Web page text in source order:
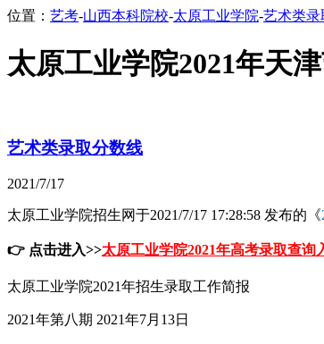
位置： 艺考-山西本科院校-太原工业学院-艺术类录
太原工业学院2021年天
艺术类录取分数线
2021/7/17
太原工业学院招生网于2021/7/17 17:28:58 发布的《
👉 点击进入>>太原工业学院2021年高考录取查询
太原工业学院2021年招生录取工作简报
2021年第八期 2021年7月13日